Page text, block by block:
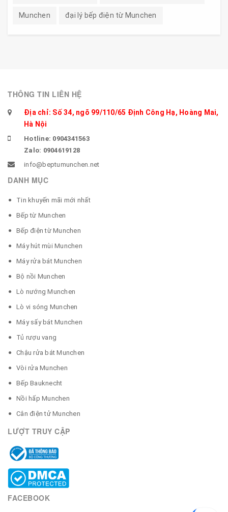
Munchen đại lý bếp điện từ Munchen
THÔNG TIN LIÊN HỆ
Địa chỉ: Số 34, ngõ 99/110/65 Định Công Hạ, Hoàng Mai,
Hà Nội
Hotline: 0904341563
Zalo: 0904619128
info@beptumunchen.net
DANH MỤC
Tin khuyến mãi mới nhất
Bếp từ Munchen
Bếp điện từ Munchen
Máy hút mùi Munchen
Máy rửa bát Munchen
Bộ nồi Munchen
Lò nướng Munchen
Lò vi sóng Munchen
Máy sấy bát Munchen
Tủ rượu vang
Chậu rửa bát Munchen
Vòi rửa Munchen
Bếp Bauknecht
Nồi hấp Munchen
Cân điện tử Munchen
LƯỢT TRUY CẬP
FACEBOOK